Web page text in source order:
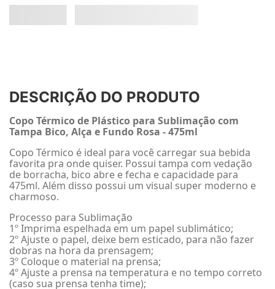
DESCRIÇÃO DO PRODUTO
Copo Térmico de Plástico para Sublimação com
Tampa Bico, Alça e Fundo Rosa - 475ml
Copo Térmico é ideal para você carregar sua bebida
favorita pra onde quiser. Possui tampa com vedação
de borracha, bico abre e fecha e capacidade para
475ml. Além disso possui um visual super moderno e
charmoso.
Processo para Sublimação
1º Imprima espelhada em um papel sublimático;
2º Ajuste o papel, deixe bem esticado, para não fazer
dobras na hora da prensagem;
3º Coloque o material na prensa;
4º Ajuste a prensa na temperatura e no tempo correto
(caso sua prensa tenha time);